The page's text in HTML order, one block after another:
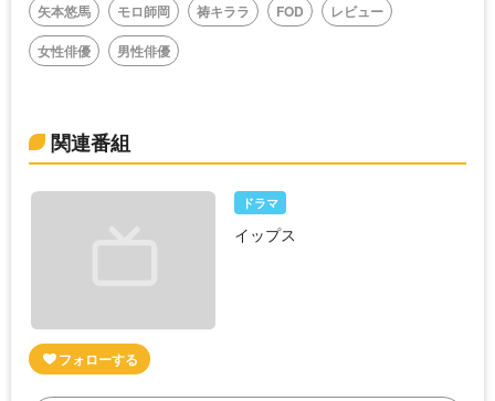
矢本悠馬
モロ師岡 祷キララ FOD
レビュー
女性俳優
男性俳優
関連番組
ドラマ
イップス